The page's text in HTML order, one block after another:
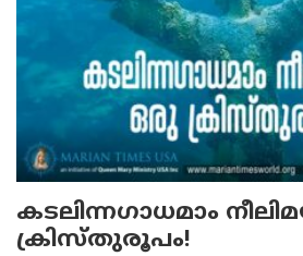
കടലിന്നഗാധമാം
ക്രിസ്തുരൂപം!